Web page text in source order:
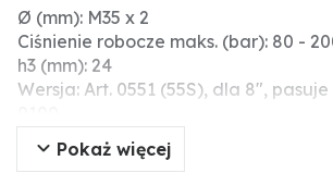
Ø (mm): M35 x 2
Ciśnienie robocze maks. (bar): 80 -
h3 (mm): 24
Wersja: Art. 0551 (55S), dla 8",
h2 (mm): 271
H (mm): 333
Pokaż więcej